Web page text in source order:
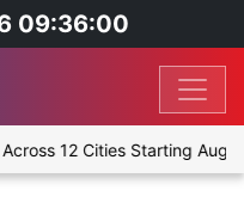
09:36:00
12 Cities Starting